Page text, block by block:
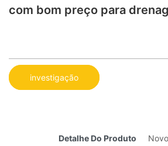
​​com bom preço para
investigação
Detalhe Do Produto